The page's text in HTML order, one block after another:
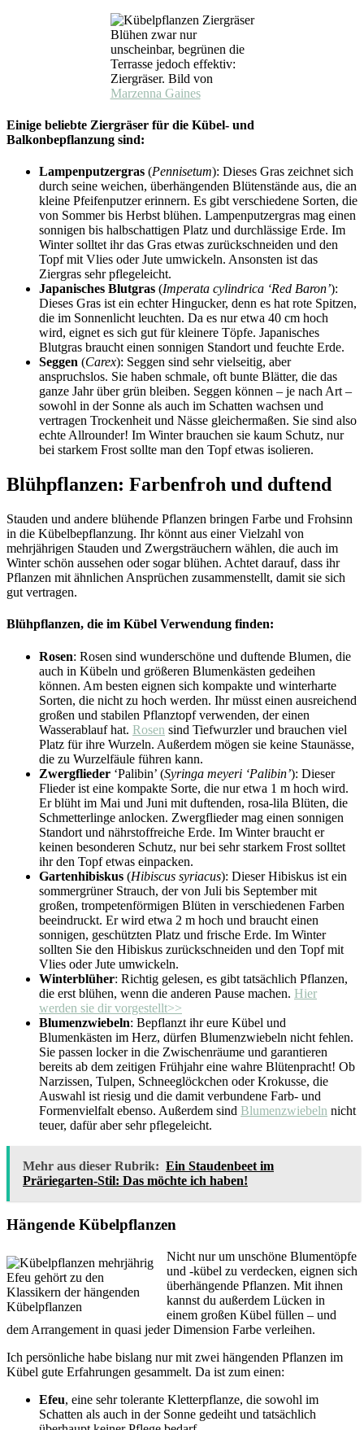
Blühen zwar nur
unscheinbar, begrünen die
Terrasse jedoch effektiv:
Ziergräser. Bild von
Marzenna Gaines
Einige beliebte Ziergräser für die Kübel- und
Balkonbepflanzung sind:
Lampenputzergras (Pennisetum): Dieses Gras zeichnet sich
durch seine weichen, überhängenden Blütenstände aus, die an
kleine Pfeifenputzer erinnern. Es gibt verschiedene Sorten, die
von Sommer bis Herbst blühen. Lampenputzergras mag einen
sonnigen bis halbschattigen Platz und durchlässige Erde. Im
Winter solltet ihr das Gras etwas zurückschneiden und den
Topf mit Vlies oder Jute umwickeln. Ansonsten ist das
Ziergras sehr pflegeleicht.
Japanisches Blutgras (Imperata cylindrica ‘Red Baron’):
Dieses Gras ist ein echter Hingucker, denn es hat rote Spitzen,
die im Sonnenlicht leuchten. Da es nur etwa 40 cm hoch
wird, eignet es sich gut für kleinere Töpfe. Japanisches
Blutgras braucht einen sonnigen Standort und feuchte Erde.
Seggen (Carex): Seggen sind sehr vielseitig, aber
anspruchslos. Sie haben schmale, oft bunte Blätter, die das
ganze Jahr über grün bleiben. Seggen können – je nach Art –
sowohl in der Sonne als auch im Schatten wachsen und
vertragen Trockenheit und Nässe gleichermaßen. Sie sind also
echte Allrounder! Im Winter brauchen sie kaum Schutz, nur
bei starkem Frost sollte man den Topf etwas isolieren.
Blühpflanzen: Farbenfroh und duftend
Stauden und andere blühende Pflanzen bringen Farbe und Frohsinn
in die Kübelbepflanzung. Ihr könnt aus einer Vielzahl von
mehrjährigen Stauden und Zwergsträuchern wählen, die auch im
Winter schön aussehen oder sogar blühen. Achtet darauf, dass ihr
Pflanzen mit ähnlichen Ansprüchen zusammenstellt, damit sie sich
gut vertragen.
Blühpflanzen, die im Kübel Verwendung finden:
Rosen: Rosen sind wunderschöne und duftende Blumen, die
auch in Kübeln und größeren Blumenkästen gedeihen
können. Am besten eignen sich kompakte und winterharte
Sorten, die nicht zu hoch werden. Ihr müsst einen ausreichend
großen und stabilen Pflanztopf verwenden, der einen
Wasserablauf hat. Rosen sind Tiefwurzler und brauchen viel
Platz für ihre Wurzeln. Außerdem mögen sie keine Staunässe,
die zu Wurzelfäule führen kann.
Zwergflieder ‘Palibin’ (Syringa meyeri ‘Palibin’): Dieser
Flieder ist eine kompakte Sorte, die nur etwa 1 m hoch wird.
Er blüht im Mai und Juni mit duftenden, rosa-lila Blüten, die
Schmetterlinge anlocken. Zwergflieder mag einen sonnigen
Standort und nährstoffreiche Erde. Im Winter braucht er
keinen besonderen Schutz, nur bei sehr starkem Frost solltet
ihr den Topf etwas einpacken.
Gartenhibiskus (Hibiscus syriacus): Dieser Hibiskus ist ein
sommergrüner Strauch, der von Juli bis September mit
großen, trompetenförmigen Blüten in verschiedenen Farben
beeindruckt. Er wird etwa 2 m hoch und braucht einen
sonnigen, geschützten Platz und frische Erde. Im Winter
sollten Sie den Hibiskus zurückschneiden und den Topf mit
Vlies oder Jute umwickeln.
Winterblüher: Richtig gelesen, es gibt tatsächlich Pflanzen,
die erst blühen, wenn die anderen Pause machen. Hier
werden sie dir vorgestellt>>
Blumenzwiebeln: Bepflanzt ihr eure Kübel und
Blumenkästen im Herz, dürfen Blumenzwiebeln nicht fehlen.
Sie passen locker in die Zwischenräume und garantieren
bereits ab dem zeitigen Frühjahr eine wahre Blütenpracht! Ob
Narzissen, Tulpen, Schneeglöckchen oder Krokusse, die
Auswahl ist riesig und die damit verbundene Farb- und
Formenvielfalt ebenso. Außerdem sind Blumenzwiebeln nicht
teuer, dafür aber sehr pflegeleicht.
Mehr aus dieser Rubrik: Ein Staudenbeet im
Präriegarten-Stil: Das möchte ich haben!
Hängende Kübelpflanzen
Efeu gehört zu den
Klassikern der hängenden
Kübelpflanzen
Nicht nur um unschöne Blumentöpfe
und -kübel zu verdecken, eignen sich
überhängende Pflanzen. Mit ihnen
kannst du außerdem Lücken in
einem großen Kübel füllen – und
dem Arrangement in quasi jeder Dimension Farbe verleihen.
Ich persönliche habe bislang nur mit zwei hängenden Pflanzen im
Kübel gute Erfahrungen gesammelt. Da ist zum einen:
Efeu, eine sehr tolerante Kletterpflanze, die sowohl im
Schatten als auch in der Sonne gedeiht und tatsächlich